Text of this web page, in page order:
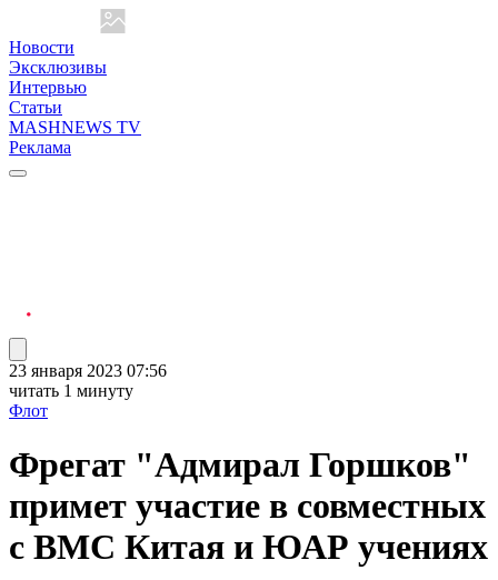
Новости
Эксклюзивы
Интервью
Статьи
MASHNEWS TV
Реклама
23 января 2023 07:56
читать 1 минуту
Флот
Фрегат "Адмирал Горшков"
примет участие в совместных
с ВМС Китая и ЮАР учениях